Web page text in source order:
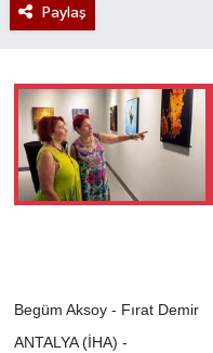
Paylaş
Begüm Aksoy - Fırat Demir
ANTALYA (İHA) -